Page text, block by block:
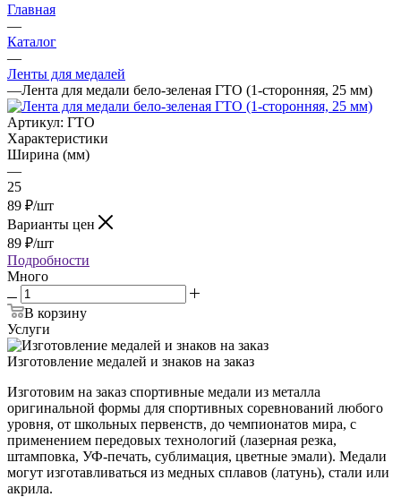
Главная
—
Каталог
—
Ленты для медалей
—Лента для медали бело-зеленая ГТО (1-сторонняя, 25 мм)
Артикул: ГТО
Характеристики
Ширина (мм)
—
25
89 ₽/шт
Варианты цен
89 ₽/шт
Подробности
Много
В корзину
Услуги
Изготовление медалей и знаков на заказ
Изготовим на заказ спортивные медали из металла
оригинальной формы для спортивных соревнований любого
уровня, от школьных первенств, до чемпионатов мира, с
применением передовых технологий (лазерная резка,
штамповка, УФ-печать, сублимация, цветные эмали). Медали
могут изготавливаться из медных сплавов (латунь), стали или
акрила.